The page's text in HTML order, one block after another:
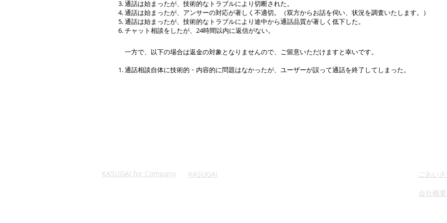
通話は始まったが、技術的なトラブルにより切断された。
通話は始まったが、アンサーの対応が著しく不適切。（双方からお話を伺い、状況を調査いたします。）
通話は始まったが、技術的なトラブルにより途中から通話品質が著しく低下した。
​チャット相談をしたが、24時間以内に返信がない。
一方で、以下の場合は返金の対象となりませんので、ご留意いただけますと幸いです。
通話相談自体に技術的・内容的に問題はなかったが、 ​ユーザーが誤って通話を終了してしまった。
KASUGAI for Company KASUGAI
ごあい
会社概要